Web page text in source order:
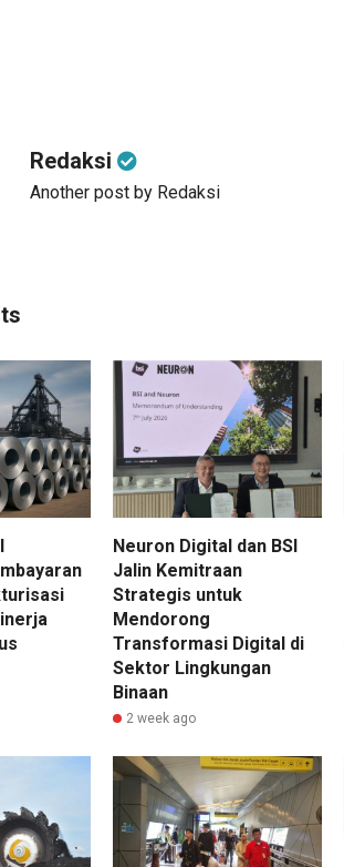
Redaksi
Another post by Redaksi
Neuron Digital dan BSI
Jalin Kemitraan
Strategis untuk
Mendorong
Transformasi Digital di
Sektor Lingkungan
Binaan
2 week ago